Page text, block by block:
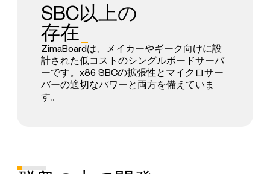
SBC以上の
存在
ZimaBoardは、メイカーやギーク向けに設
計された低コストのシングルボードサーバ
ーです。x86 SBCの拡張性とマイクロサー
バーの適切なパワーと両方を備えていま
す。